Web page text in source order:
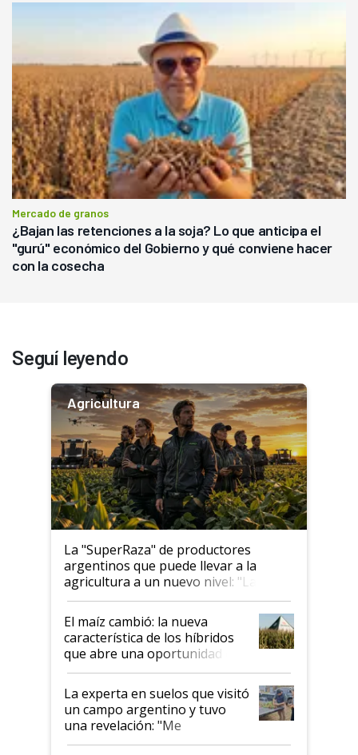
Mercado de granos
¿Bajan las retenciones a la soja? Lo que anticipa el
"gurú" económico del Gobierno y qué conviene hacer
con la cosecha
Seguí leyendo
Agricultura
La "SuperRaza" de productores
argentinos que puede llevar a la
agricultura a un nuevo nivel: "Las
posibilidades de crecimiento son
infinitas"
El maíz cambió: la nueva
característica de los híbridos
que abre una oportunidad en
el lote
La experta en suelos que visitó
un campo argentino y tuvo
una revelación: "Me
impresionó mucho"